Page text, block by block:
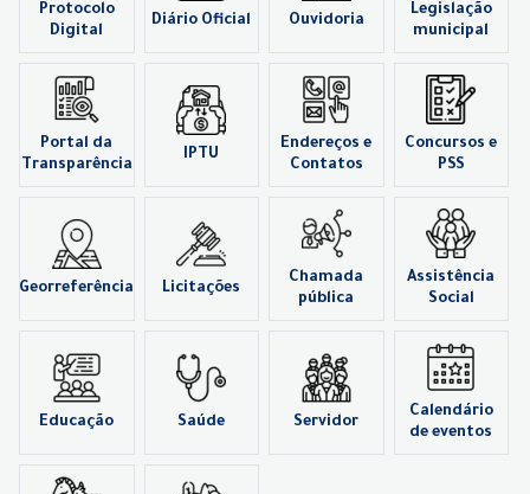
Protocolo
Digital
Diário Oficial Ouvidoria
Legislação
municipal
Portal da
Transparência
IPTU
Endereços e
Contatos
Concursos e
PSS
Georreferência Licitações
Chamada
pública
Assistência
Social
Educação Saúde Servidor
Calendário
de eventos